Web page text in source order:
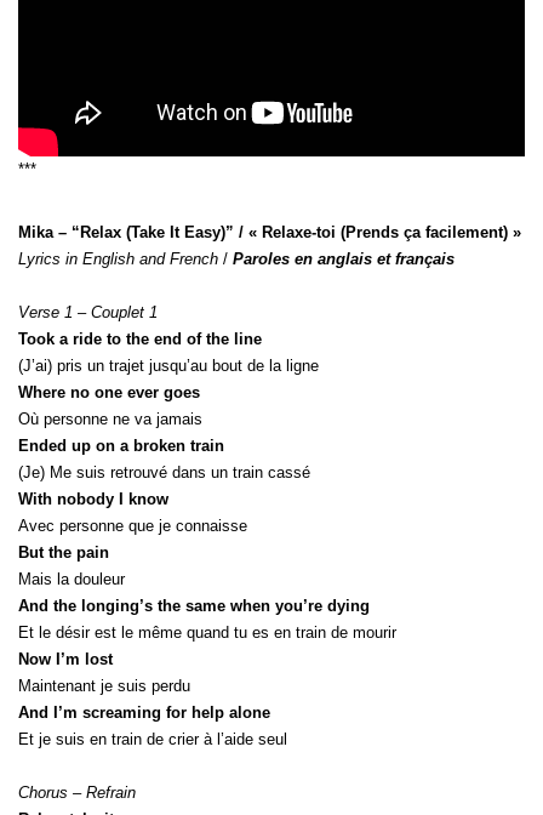
***
Mika – “Relax (Take It Easy)” / « Relaxe-toi (Prends ça facilement) »
Lyrics in English and French / Paroles en anglais et français
Verse 1 – Couplet 1
Took a ride to the end of the line
(J’ai) pris un trajet jusqu’au bout de la ligne
Where no one ever goes
Où personne ne va jamais
Ended up on a broken train
(Je) Me suis retrouvé dans un train cassé
With nobody I know
Avec personne que je connaisse
But the pain
Mais la douleur
And the longing’s the same when you’re dying
Et le désir est le même quand tu es en train de mourir
Now I’m lost
Maintenant je suis perdu
And I’m screaming for help alone
Et je suis en train de crier à l’aide seul
Chorus – Refrain